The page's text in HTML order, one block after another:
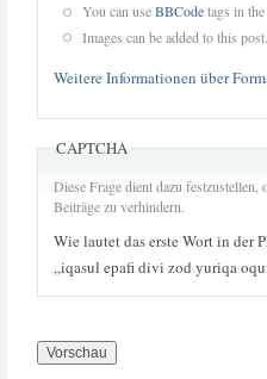
You can useBBCodetags in
Images can be added to this post.
Weitere Informationen über
CAPTCHA
Diese Frage dient dazu
Beiträge zu verhindern.
Wie lautet das erste Wort in der
„iqasul epafi divi zod yuriqa